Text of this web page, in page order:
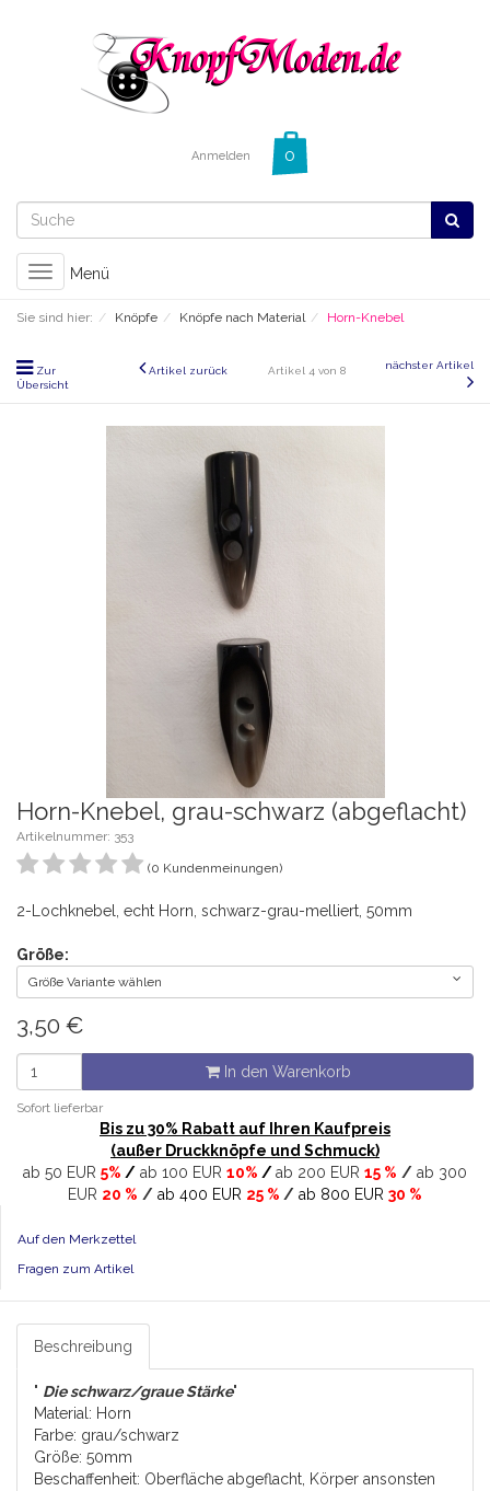
Anmelden
Toggle
navigation
Menü
Sie sind hier: Knöpfe Knöpfe nach Material Horn-Knebel
Zur
Übersicht
Artikel zurück Artikel 4 von 8 nächster Artikel
Horn-Knebel, grau-schwarz (abgeflacht)
Artikelnummer: 353
(0 Kundenmeinungen)
2-Lochknebel, echt Horn, schwarz-grau-melliert, 50mm
Größe:
Größe Variante wählen
3,50 €
In den Warenkorb
Sofort lieferbar
Bis zu 30% Rabatt auf Ihren Kaufpreis
(außer Druckknöpfe und Schmuck)
ab 50 EUR 5% / ab 100 EUR 10% /ab 200 EUR 15 % / ab 300
EUR 20 % / ab 400 EUR 25 % / ab 800 EUR 30 %
Auf den Merkzettel
Fragen zum Artikel
Beschreibung
" Die schwarz/graue Stärke"
Material: Horn
Farbe: grau/schwarz
Größe: 50mm
Beschaffenheit: Oberfläche abgeflacht, Körper ansonsten